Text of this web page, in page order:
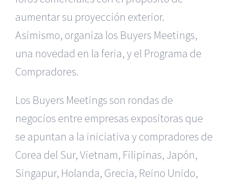
aumentar su proyección exterior.
Asimismo, organiza los Buyers Meetings,
una novedad en la feria, y el Programa de
Compradores.
Los Buyers Meetings son rondas de
negocios entre empresas expositoras que
se apuntan a la iniciativa y compradores de
Corea del Sur, Vietnam, Filipinas, Japón,
Singapur, Holanda, Grecia, Reino Unido,